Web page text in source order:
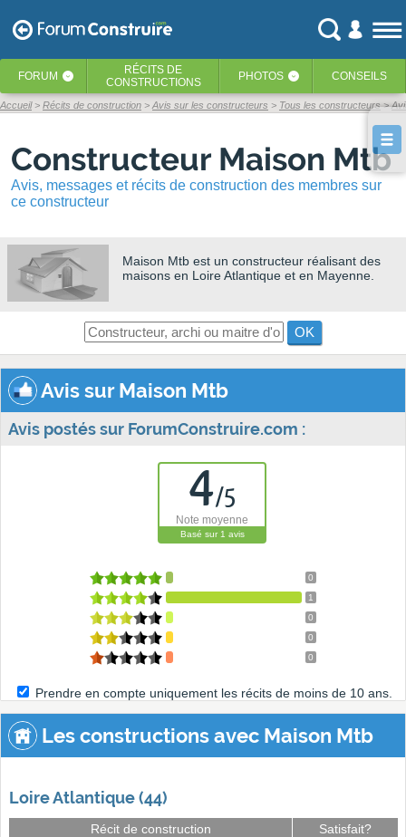
FORUM ‹ RÉCITS DE
CONSTRUCTIONS
PHOTOS ‹ CONSEILS
Accueil Récits de construction Avis sur les constructeurs Tous les constructeurs
Constructeur Maison Mtb
Avis, messages et récits de construction des membres sur
ce constructeur
Maison Mtb est un constructeur réalisant des
maisons en Loire Atlantique et en Mayenne.
OK
Avis sur Maison Mtb
Avis postés sur ForumConstruire.com :
4/5
Note moyenne
Basé sur 1 avis
0
1
0
0
0
Prendre en compte uniquement les récits de moins de 10 ans.
Les constructions avec Maison Mtb
Loire Atlantique (44)
Récit de construction
Satisfait?